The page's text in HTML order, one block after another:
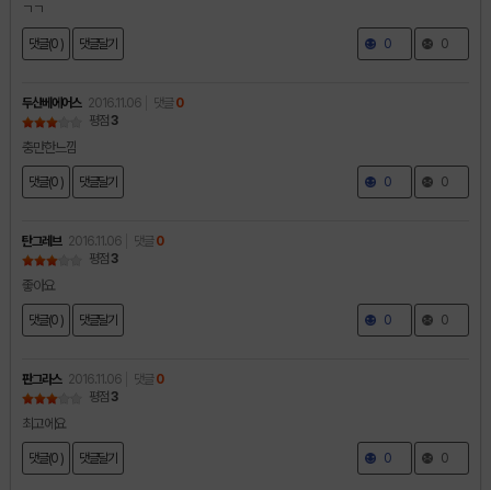
ㄱㄱ
댓글(0 ) 댓글달기 0 0
두산베에어스 2016.11.06 댓글 0
평점 3
충만한느낌
댓글(0 ) 댓글달기 0 0
탄그레브 2016.11.06 댓글 0
평점 3
좋아요
댓글(0 ) 댓글달기 0 0
판그라스 2016.11.06 댓글 0
평점 3
최고에요
댓글(0 ) 댓글달기 0 0